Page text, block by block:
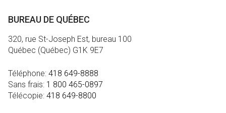
BUREAU DE QUÉBEC
320, rue St-Joseph Est, bureau 100
Québec (Québec) G1K 9E7
Téléphone: 418 649-8888
Sans frais: 1 800 465-0897
Télécopie: 418 649-8800